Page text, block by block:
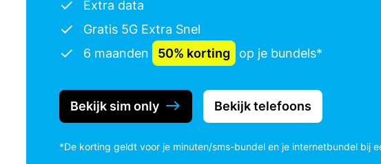
Extra data
Gratis 5G Extra Snel
6 maanden
50% korting op je bundels*
Bekijk sim only Bekijk telefoons
*De korting geldt voor je minuten/sms-bundel en je internetbundel bij